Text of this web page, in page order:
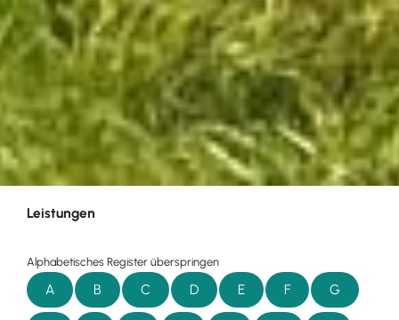
Leistungen
Alphabetisches Register überspringen
A B C D E F G